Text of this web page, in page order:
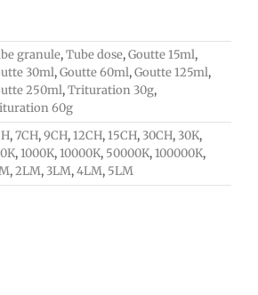
granule,Tube dose,Goutte 15ml,
30ml,Goutte 60ml,Goutte 125ml,
250ml,Trituration 30g,
60g
,7CH,9CH,12CH,15CH,30CH,30K,
,1000K,10000K, 50000K,100000K,
,2LM,3LM,4LM, 5LM